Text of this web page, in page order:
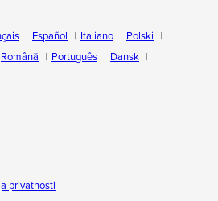
Español Italiano
Polski
Română Português
Dansk
photos and videos
privatnosti